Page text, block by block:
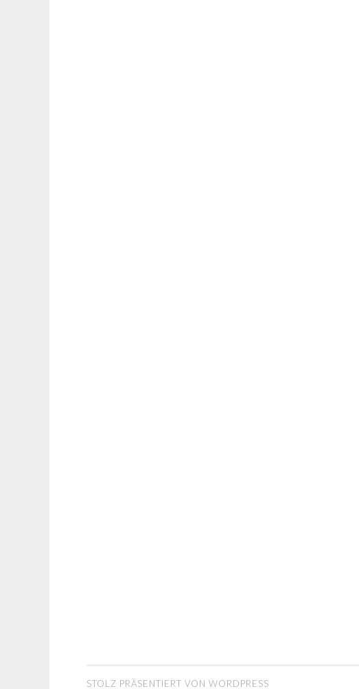
STOLZ PRÄSENTIERT VON WORDPRESS